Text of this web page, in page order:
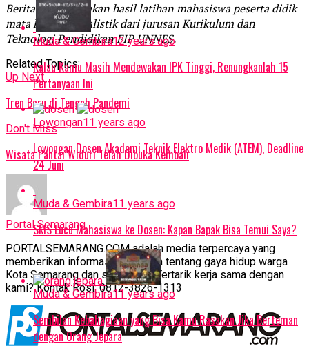
Berita ini merupakan hasil latihan mahasiswa peserta didik
mata kuliah jurnalistik dari jurusan Kurikulum dan
Teknologi Pendidikan FIP UNNES.
Related Topics:
Up Next
Tren Baru di Tengah Pandemi
Don't Miss
Wisata Pantai Widuri Telah Dibuka Kembali
Portal Semarang
PORTALSEMARANG.COM adalah media terpercaya yang
memberikan informasi bermakna tentang gaya hidup warga
Kota Semarang dan sekitarnya. Tertarik kerja sama dengan
kami? Kontak Rosi: 0812-3826-1313
Muda & Gembira12 years ago
Kalau Kamu Masih Mendewakan IPK Tinggi, Renungkanlah 15
Pertanyaan Ini
Lowongan11 years ago
Lowongan Dosen Akademi Teknik Elektro Medik (ATEM), Deadline
24 Juni
Muda & Gembira11 years ago
SMS Lucu Mahasiswa ke Dosen: Kapan Bapak Bisa Temui Saya?
Muda & Gembira11 years ago
Sembilan Kebahagiaan yang Bisa Kamu Rasakan Jika Berteman
dengan Orang Jepara